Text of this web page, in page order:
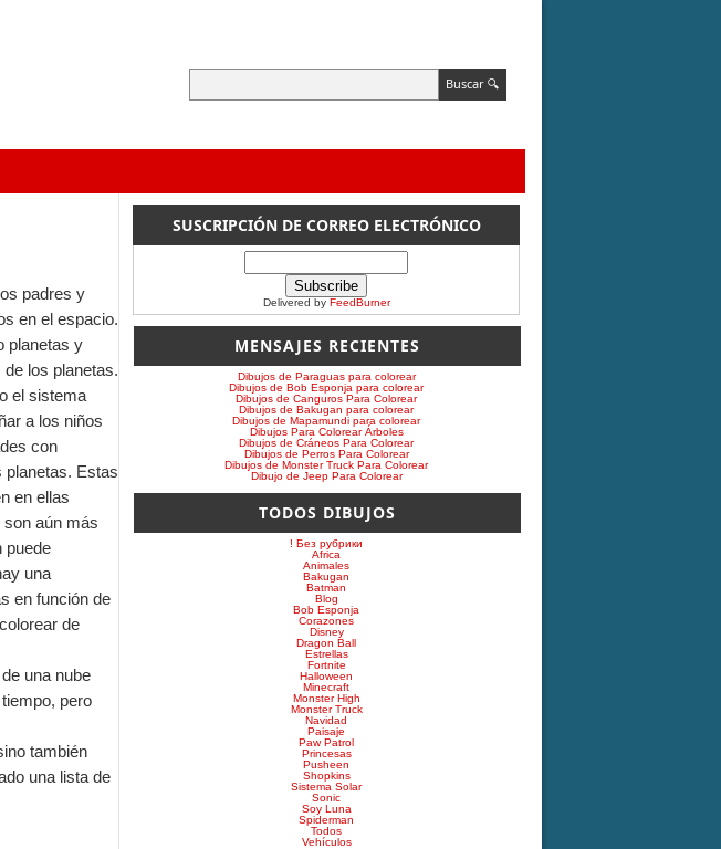
padres y
en el espacio.
planetas y
los planetas.
el sistema
a los niños
con
planetas. Estas
en ellas
son aún más
puede
una
en función de
de
una nube
pero
también
una lista de
SUSCRIPCIÓN DE CORREO ELECTRÓNICO
Delivered by FeedBurner
MENSAJES RECIENTES
Dibujos de Paraguas para colorear
Dibujos de Bob Esponja para colorear
Dibujos de Canguros Para Colorear
Dibujos de Bakugan para colorear
Dibujos de Mapamundi para colorear
Dibujos Para Colorear Árboles
Dibujos de Cráneos Para Colorear
Dibujos de Perros Para Colorear
Dibujos de Monster Truck Para Colorear
Dibujo de Jeep Para Colorear
TODOS DIBUJOS
! Без рубрики
Africa
Animales
Bakugan
Batman
Blog
Bob Esponja
Corazones
Disney
Dragon Ball
Estrellas
Fortnite
Halloween
Minecraft
Monster High
Monster Truck
Navidad
Paisaje
Paw Patrol
Princesas
Pusheen
Shopkins
Sistema Solar
Sonic
Soy Luna
Spiderman
Todos
Vehículos